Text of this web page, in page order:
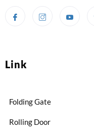
Link
Folding Gate
Rolling Door